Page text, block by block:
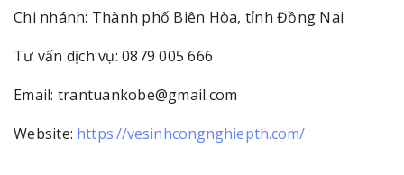
Chi nhánh: Thành phố Biên Hòa, tỉnh Đồng Nai
Tư vấn dịch vụ: 0879 005 666
Email: trantuankobe@gmail.com
Website: https://vesinhcongnghiepth.com/